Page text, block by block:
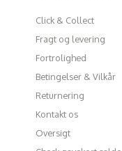
Click & Collect
Fragt og levering
Fortrolighed
Betingelser & Vilkår
Returnering
Kontakt os
Oversigt